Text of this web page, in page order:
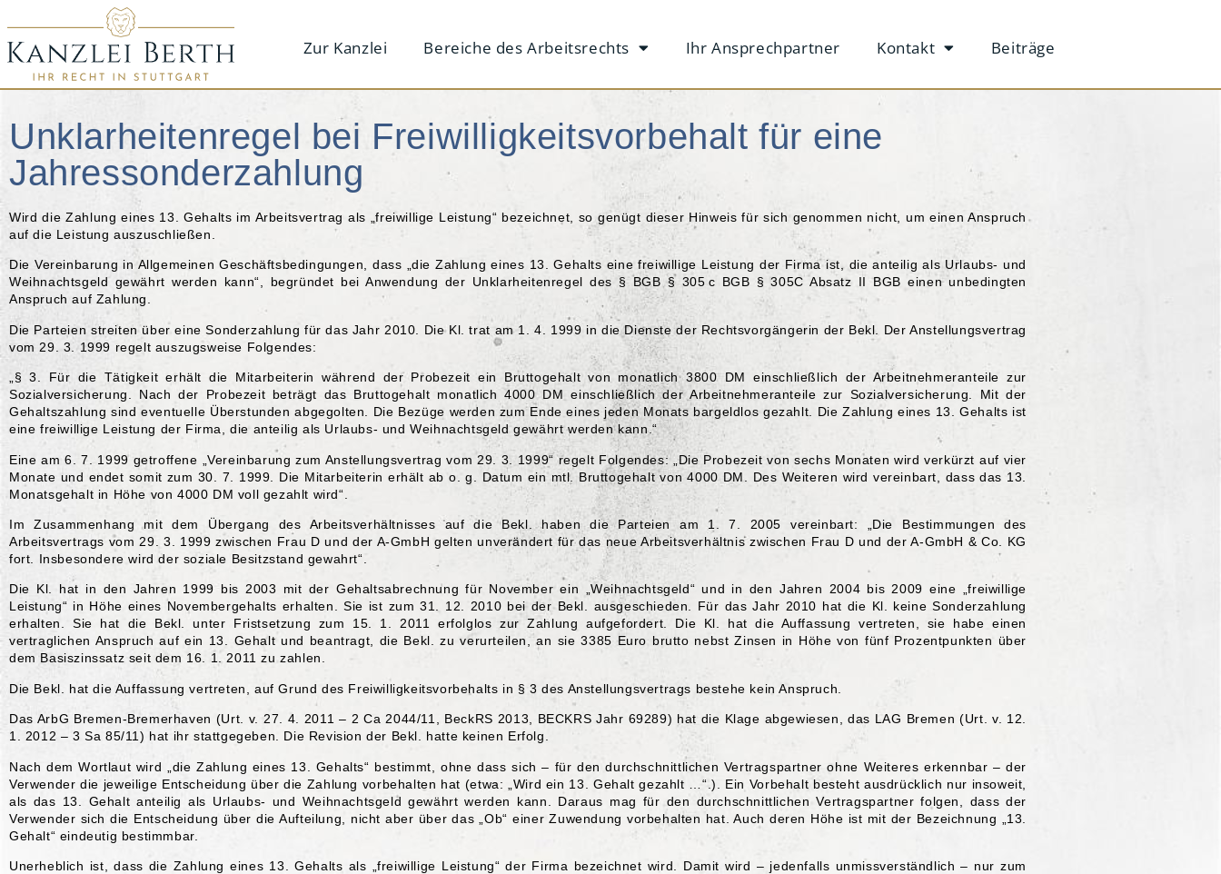
Zur Kanzlei Bereiche des Arbeitsrechts Ihr Ansprechpartner Kontakt Beiträge
Unklarheitenregel bei Freiwilligkeitsvorbehalt für eine
Jahressonderzahlung
Wird die Zahlung eines 13. Gehalts im Arbeitsvertrag als „freiwillige Leistung“ bezeichnet, so genügt dieser Hinweis für sich genommen nicht, um einen Anspruch
auf die Leistung auszuschließen.
Die Vereinbarung in Allgemeinen Geschäftsbedingungen, dass „die Zahlung eines 13. Gehalts eine freiwillige Leistung der Firma ist, die anteilig als Urlaubs- und
Weihnachtsgeld gewährt werden kann“, begründet bei Anwendung der Unklarheitenregel des § BGB § 305 c BGB § 305C Absatz II BGB einen unbedingten
Anspruch auf Zahlung.
Die Parteien streiten über eine Sonderzahlung für das Jahr 2010. Die Kl. trat am 1. 4. 1999 in die Dienste der Rechtsvorgängerin der Bekl. Der Anstellungsvertrag
vom 29. 3. 1999 regelt auszugsweise Folgendes:
„§ 3. Für die Tätigkeit erhält die Mitarbeiterin während der Probezeit ein Bruttogehalt von monatlich 3800 DM einschließlich der Arbeitnehmeranteile zur
Sozialversicherung. Nach der Probezeit beträgt das Bruttogehalt monatlich 4000 DM einschließlich der Arbeitnehmeranteile zur Sozialversicherung. Mit der
Gehaltszahlung sind eventuelle Überstunden abgegolten. Die Bezüge werden zum Ende eines jeden Monats bargeldlos gezahlt. Die Zahlung eines 13. Gehalts ist
eine freiwillige Leistung der Firma, die anteilig als Urlaubs- und Weihnachtsgeld gewährt werden kann.“
Eine am 6. 7. 1999 getroffene „Vereinbarung zum Anstellungsvertrag vom 29. 3. 1999“ regelt Folgendes: „Die Probezeit von sechs Monaten wird verkürzt auf vier
Monate und endet somit zum 30. 7. 1999. Die Mitarbeiterin erhält ab o. g. Datum ein mtl. Bruttogehalt von 4000 DM. Des Weiteren wird vereinbart, dass das 13.
Monatsgehalt in Höhe von 4000 DM voll gezahlt wird“.
Im Zusammenhang mit dem Übergang des Arbeitsverhältnisses auf die Bekl. haben die Parteien am 1. 7. 2005 vereinbart: „Die Bestimmungen des
Arbeitsvertrags vom 29. 3. 1999 zwischen Frau D und der A-GmbH gelten unverändert für das neue Arbeitsverhältnis zwischen Frau D und der A-GmbH & Co. KG
fort. Insbesondere wird der soziale Besitzstand gewahrt“.
Die Kl. hat in den Jahren 1999 bis 2003 mit der Gehaltsabrechnung für November ein „Weihnachtsgeld“ und in den Jahren 2004 bis 2009 eine „freiwillige
Leistung“ in Höhe eines Novembergehalts erhalten. Sie ist zum 31. 12. 2010 bei der Bekl. ausgeschieden. Für das Jahr 2010 hat die Kl. keine Sonderzahlung
erhalten. Sie hat die Bekl. unter Fristsetzung zum 15. 1. 2011 erfolglos zur Zahlung aufgefordert. Die Kl. hat die Auffassung vertreten, sie habe einen
vertraglichen Anspruch auf ein 13. Gehalt und beantragt, die Bekl. zu verurteilen, an sie 3385 Euro brutto nebst Zinsen in Höhe von fünf Prozentpunkten über
dem Basiszinssatz seit dem 16. 1. 2011 zu zahlen.
Die Bekl. hat die Auffassung vertreten, auf Grund des Freiwilligkeitsvorbehalts in § 3 des Anstellungsvertrags bestehe kein Anspruch.
Das ArbG Bremen-Bremerhaven (Urt. v. 27. 4. 2011 – 2 Ca 2044/11, BeckRS 2013, BECKRS Jahr 69289) hat die Klage abgewiesen, das LAG Bremen (Urt. v. 12.
1. 2012 – 3 Sa 85/11) hat ihr stattgegeben. Die Revision der Bekl. hatte keinen Erfolg.
Nach dem Wortlaut wird „die Zahlung eines 13. Gehalts“ bestimmt, ohne dass sich – für den durchschnittlichen Vertragspartner ohne Weiteres erkennbar – der
Verwender die jeweilige Entscheidung über die Zahlung vorbehalten hat (etwa: „Wird ein 13. Gehalt gezahlt …“.). Ein Vorbehalt besteht ausdrücklich nur insoweit,
als das 13. Gehalt anteilig als Urlaubs- und Weihnachtsgeld gewährt werden kann. Daraus mag für den durchschnittlichen Vertragspartner folgen, dass der
Verwender sich die Entscheidung über die Aufteilung, nicht aber über das „Ob“ einer Zuwendung vorbehalten hat. Auch deren Höhe ist mit der Bezeichnung „13.
Gehalt“ eindeutig bestimmbar.
Unerheblich ist, dass die Zahlung eines 13. Gehalts als „freiwillige Leistung“ der Firma bezeichnet wird. Damit wird – jedenfalls unmissverständlich – nur zum